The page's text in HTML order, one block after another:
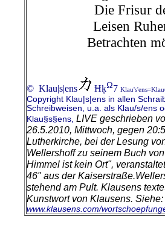
Die Frisur
Leisen
Betrachten
© Klau|s|ens ĦķΩ7
Copyright Klau|s|ens in allen
Schreibweisen, u.a. als Klau/s/ens
Klau§s§ens, LIVE geschrieben
26.5.2010, Mittwoch, gegen
Lutherkirche, bei der Lesung
Wellershoff zu seinem Buch
Himmel ist kein Ort",
46" aus der Kaiserstraße.
stehend am Pult. Klausens
Kunstwort von Klausens. Siehe:
www.klausens.com/